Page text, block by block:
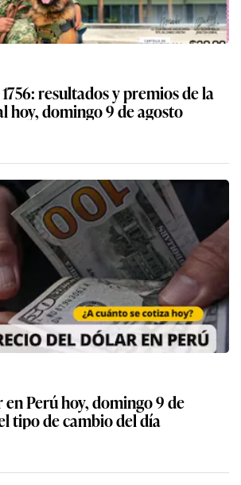
resultados y premios de la
hoy, domingo 9 de agosto
Perú hoy, domingo 9 de
tipo de cambio del día